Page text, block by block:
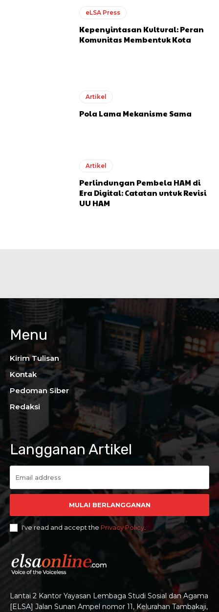
eLSA Press
Kepenyintasan Kultural: Peran
Komunitas Membentuk Kota
Artikel
Pola Lama Mekanisme Sama
Artikel
Perlindungan Pembela HAM di
Era Digital: Catatan untuk Revisi
UU HAM
Lantai 2 Kantor Yayasan Lembaga Studi Sosial dan Agama
[ELSA] Jalan Sunan Ampel nomor 11, Kelurahan Tambakaji,
Langganan Artikel
MULAI BERLANGGANAN
I've read and accept the Privacy Policy
Menu
Kirim Tulisan
Kontak
Pedoman Siber
Redaksi